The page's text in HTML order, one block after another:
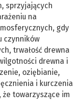
sprzyjających
na
gdy
czynników
trwałość drewna
drewna i
oziębianie,
i kurczenia
towarzyszące im